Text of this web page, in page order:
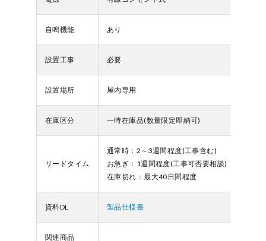
自鳴機能 あり
設置工事 必要
設置場所 屋内専用
在庫区分 一時在庫品(数量限定即納可)
リードタイム
通常時：2～3週間程度(工事含む)
お急ぎ：1週間程度(工事可否要相談)
在庫切れ：最大40日間程度
資料DL 製品仕様書
関連商品